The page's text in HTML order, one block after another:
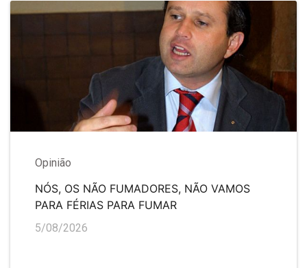
Opinião
NÓS, OS NÃO FUMADORES, NÃO VAMOS
PARA FÉRIAS PARA FUMAR
5/08/2026